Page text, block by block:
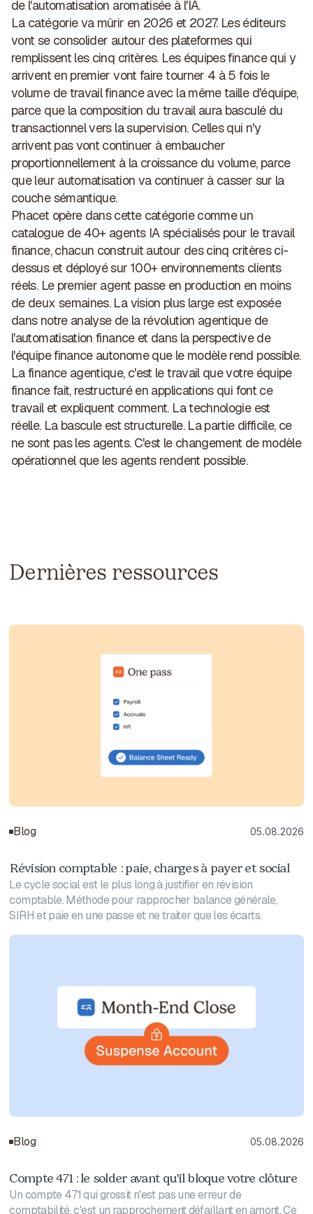
de l'automatisation aromatisée à l'IA.
La catégorie va mûrir en 2026 et 2027. Les éditeurs
vont se consolider autour des plateformes qui
remplissent les cinq critères. Les équipes finance qui y
arrivent en premier vont faire tourner 4 à 5 fois le
volume de travail finance avec la même taille d'équipe,
parce que la composition du travail aura basculé du
transactionnel vers la supervision. Celles qui n'y
arrivent pas vont continuer à embaucher
proportionnellement à la croissance du volume, parce
que leur automatisation va continuer à casser sur la
couche sémantique.
Phacet opère dans cette catégorie comme un
catalogue de 40+ agents IA spécialisés pour le travail
finance, chacun construit autour des cinq critères ci-
dessus et déployé sur 100+ environnements clients
réels. Le premier agent passe en production en moins
de deux semaines. La vision plus large est exposée
dans notre analyse de la révolution agentique de
l'automatisation financeet dans la perspective de
l'équipe finance autonomeque le modèle rend possible.
La finance agentique, c'est le travail que votre équipe
finance fait, restructuré en applications qui font ce
travail et expliquent comment. La technologie est
réelle. La bascule est structurelle. La partie difficile, ce
ne sont pas les agents. C'est le changement de modèle
opérationnel que les agents rendent possible.
Dernières ressources
Blog 05.08.2026
Révision comptable : paie, charges à payer et social
Le cycle social est le plus long à justifier en révision
comptable. Méthode pour rapprocher balance générale,
SIRH et paie en une passe et ne traiter que les écarts.
Blog 05.08.2026
Compte 471 : le solder avant qu'il bloque votre clôture
Un compte 471 qui grossit n'est pas une erreur de
comptabilité, c'est un rapprochement défaillant en amont. Ce